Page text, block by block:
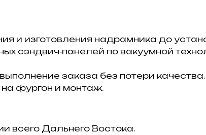
и изготовления надрамника до
сэндвич‑панелей по вакуумной
заказа без потери качества.
фургон и монтаж.
всего Дальнего Востока.